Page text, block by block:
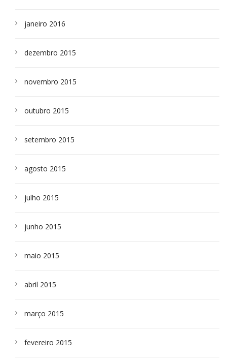
janeiro 2016
dezembro 2015
novembro 2015
outubro 2015
setembro 2015
agosto 2015
julho 2015
junho 2015
maio 2015
abril 2015
março 2015
fevereiro 2015